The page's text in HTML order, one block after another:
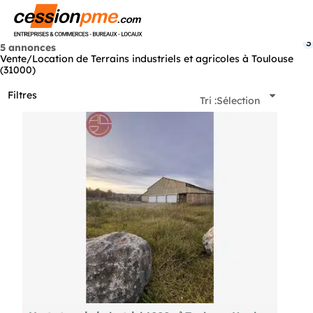
5 annonces
Vente/Location de Terrains industriels et agricoles à Toulouse
(31000)
Filtres
3
Tri :Sélection